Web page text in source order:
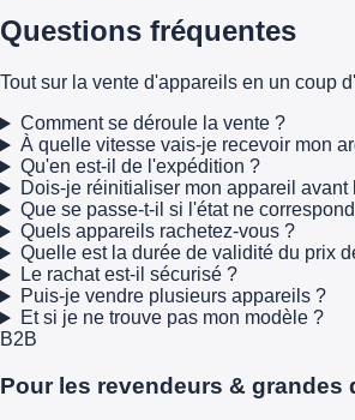
Questions fréquentes
Tout sur la vente d'appareils en un coup
Comment se déroule la vente ?
À quelle vitesse vais-je recevoir mon
Qu'en est-il de l'expédition ?
Dois-je réinitialiser mon appareil avant
Que se passe-t-il si l'état ne
Quels appareils rachetez-vous ?
Quelle est la durée de validité du prix
Le rachat est-il sécurisé ?
Puis-je vendre plusieurs appareils ?
Et si je ne trouve pas mon modèle ?
B2B
Pour les revendeurs & grandes